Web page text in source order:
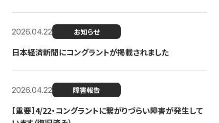
2026.04.22 お知らせ
日本経済新聞にコングラントが掲載されました
2026.04.22 障害報告
【重要】4/22・コングラントに繋がりづらい障害が発生して